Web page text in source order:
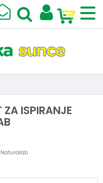
ISPIRANJE